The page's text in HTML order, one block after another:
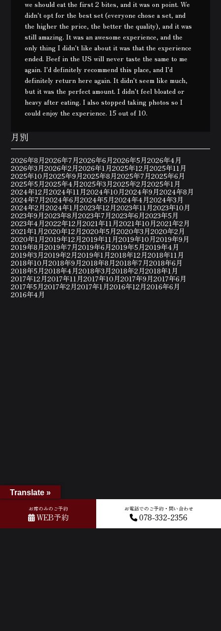
we should eat the first 2 bites, and it was on point. We
didn't opt for the best set (everyone chose a set, and
the higher the price, the better the quality), and it was
still amazing. It was an awesome experience, and the
only thing I didn't like about it was that the experience
ended. Beef in the US will never taste the same to me
again. I'd definitely recommend this place, and I'd
definitely return here again. It didn't seem like much,
but it was the perfect amount. I didn't feel bloated or
heavy after eating. I also stopped taking photos so I
could enjoy the experience. 15 out of 10.
月別
2026年8月2026年7月2026年6月2026年5月2026年4月
2026年3月2026年2月2026年1月2025年12月2025年11月
2025年10月2025年9月2025年8月2025年7月2025年6月
2025年5月2025年4月2025年3月2025年2月2025年1月
2024年12月2024年11月2024年10月2024年9月2024年8月
2024年7月2024年6月2024年5月2024年4月2024年3月
2024年2月2024年1月2023年12月2023年11月2023年10月
2023年9月2023年8月2023年7月2023年6月2023年5月
2023年4月2022年12月2021年11月2021年10月2021年2月
2021年1月2020年12月2020年5月2020年3月2020年2月
2020年1月2019年12月2019年11月2019年10月2019年9月
2019年8月2019年7月2019年6月2019年5月2019年4月
2019年3月2019年2月2019年1月2018年12月2018年11月
2018年10月2018年9月2018年8月2018年7月2018年6月
2018年5月2018年4月2018年3月2018年2月2018年1月
2017年12月2017年11月2017年10月2017年9月2017年6月
2017年5月2017年2月2017年1月2016年12月2016年6月
2016年4月
お席のみのご予約
WEB予約
お電話でのご予約・問い合わせ
078-332-2356
Translate »